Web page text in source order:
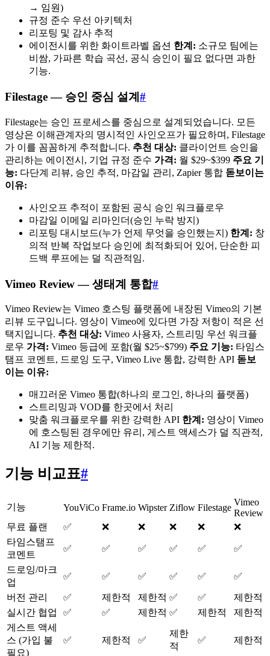
→ 임원)
규정 준수 우선 아키텍처
리포팅 및 감사 추적
에이전시를 위한 화이트라벨 옵션 한계: 소규모 팀에는
비쌈, 가파른 학습 곡선, 공식 승인이 필요 없다면 과한
기능.
Filestage — 승인 중심 설계 #
Filestage는 승인 프로세스를 중심으로 설계되었습니다. 모든
영상은 이해관계자의 명시적인 사인오프가 필요하며, Filestage
가 이를 꼼꼼하게 추적합니다. 추천 대상: 클라이언트 승인을
관리하는 에이전시, 기업 규정 준수 가격: 월 $29~$399 주요 기
능: 다단계 리뷰, 승인 추적, 마감일 관리, Zapier 통합 돋보이는
이유:
사인오프 추적이 포함된 공식 승인 워크플로우
마감일 이메일 리마인더(승인 누락 방지)
리포팅 대시보드(누가 언제 무엇을 승인했는지) 한계: 창
의적 반복 작업보다 승인에 최적화되어 있어, 단순한 피
드백 루프에는 덜 직관적임.
Vimeo Review — 생태계 통합#
Vimeo Review는 Vimeo 호스팅 플랫폼에 내장된 Vimeo의 기본
리뷰 도구입니다. 영상이 Vimeo에 있다면 가장 저항이 적은 선
택지입니다. 추천 대상: Vimeo 사용자, 스트리밍 우선 워크플
로우 가격: Vimeo 등급에 포함(월 $25~$799) 주요 기능: 타임스
탬프 코멘트, 드로잉 도구, Vimeo Live 통합, 강력한 API 돋보
이는 이유:
매끄러운 Vimeo 통합(하나의 로그인, 하나의 플랫폼)
스트리밍과 VOD를 한곳에서 처리
맞춤 워크플로우를 위한 강력한 API 한계: 영상이 Vimeo
에 호스팅된 경우에만 유리, 게스트 액세스가 덜 직관적,
AI 기능 제한적.
기능 비교표#
기능 YouViCo Frame.io Wipster Ziflow Filestage
Vimeo
Review
무료 플랜
✅ ❌ ❌ ❌ ❌
❌
타임스탬프
코멘트
✅ ✅ ✅ ✅ ✅ ✅
드로잉/마크
업
✅ ✅ ✅ ✅ ✅ ✅
버전 관리 ✅ 제한적 제한적 ✅ ✅
제한적
실시간 협업
✅ ✅ 제한적 ✅ 제한적
제한적
게스트 액세
스 (가입 불
필요)
✅ 제한적 ✅
제한
적
✅ 제한적